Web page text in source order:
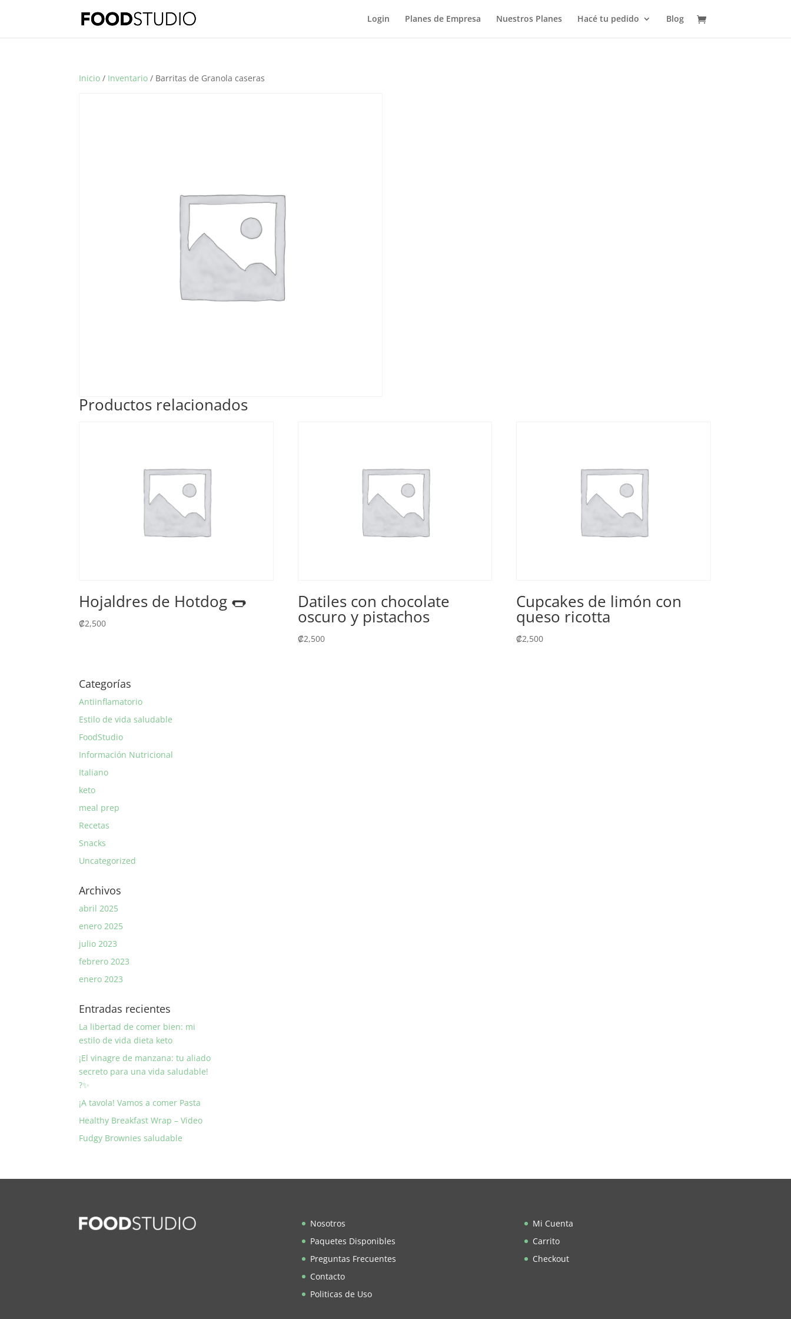
Login Planes de Empresa Nuestros Planes Hacé tu pedido Blog
Inicio / Inventario / Barritas de Granola caseras
Productos relacionados
Hojaldres de Hotdog 🌭
₡2,500
Datiles con chocolate
oscuro y pistachos
₡2,500
Cupcakes de limón con
queso ricotta
₡2,500
Categorías
Antiinflamatorio
Estilo de vida saludable
FoodStudio
Información Nutricional
Italiano
keto
meal prep
Recetas
Snacks
Uncategorized
Archivos
abril 2025
enero 2025
julio 2023
febrero 2023
enero 2023
Entradas recientes
La libertad de comer bien: mi
estilo de vida dieta keto
¡El vinagre de manzana: tu aliado
secreto para una vida saludable!
?✨
¡A tavola! Vamos a comer Pasta
Healthy Breakfast Wrap – Video
Fudgy Brownies saludable
Nosotros
Paquetes Disponibles
Preguntas Frecuentes
Contacto
Politicas de Uso
Mi Cuenta
Carrito
Checkout